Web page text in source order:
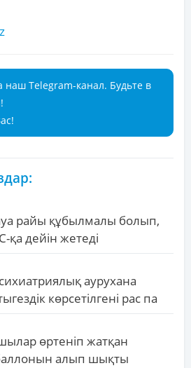
наш Telegram-канал. Будьте в
райы құбылмалы болып,
қа дейін жетеді
аурухана
көрсетілгені рас па
өртеніп жатқан
алып шықты